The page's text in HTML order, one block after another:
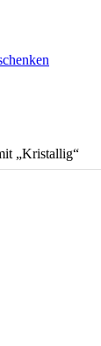
„Kristallig“